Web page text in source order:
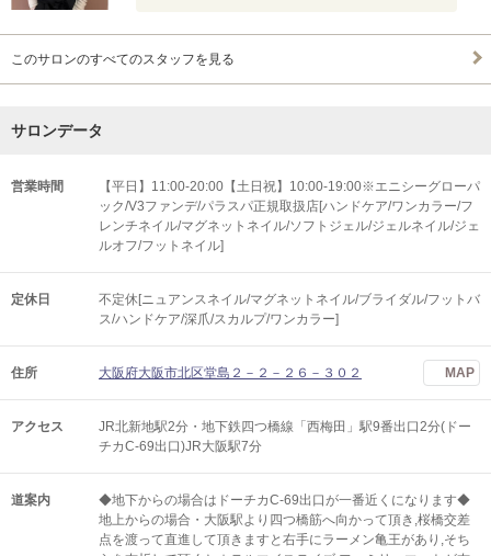
このサロンのすべてのスタッフを見る
サロンデータ
営業時間
【平日】11:00-20:00【土日祝】10:00-19:00※エニシーグローパ
ック/V3ファンデ/パラスパ正規取扱店[ハンドケア/ワンカラー/フ
レンチネイル/マグネットネイル/ソフトジェル/ジェルネイル/ジェ
ルオフ/フットネイル]
定休日
不定休[ニュアンスネイル/マグネットネイル/ブライダル/フットバ
ス/ハンドケア/深爪/スカルプ/ワンカラー]
住所 大阪府大阪市北区堂島２－２－２６－３０２ MAP
アクセス
JR北新地駅2分・地下鉄四つ橋線「西梅田」駅9番出口2分(ドー
チカC-69出口)JR大阪駅7分
道案内
◆地下からの場合はドーチカC-69出口が一番近くになります◆
地上からの場合・大阪駅より四つ橋筋へ向かって頂き,桜橋交差
点を渡って直進して頂きますと右手にラーメン亀王があり,そち